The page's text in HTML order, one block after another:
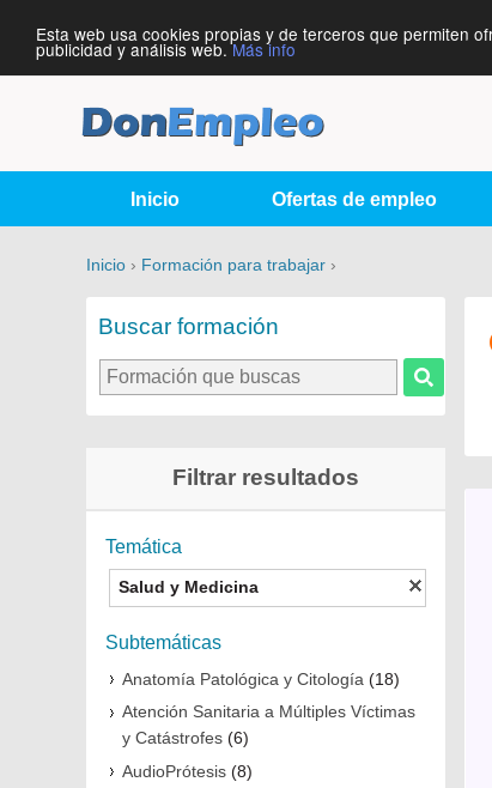
Esta web usa cookies propias y de terceros que permiten
publicidad y análisis web.Más info
Inicio Ofertas de empleo
Inicio › Formación para trabajar ›
Buscar formación
Filtrar resultados
Temática
Salud y Medicina
Subtemáticas
Anatomía Patológica y Citología(18)
Atención Sanitaria a Múltiples Víctimas
y Catástrofes(6)
AudioPrótesis(8)